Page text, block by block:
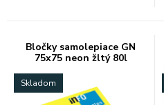
Bločky samolepiace GN
75x75 neon žltý 80l
Skladom